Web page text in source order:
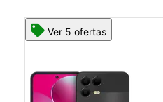
Ver 5 ofertas